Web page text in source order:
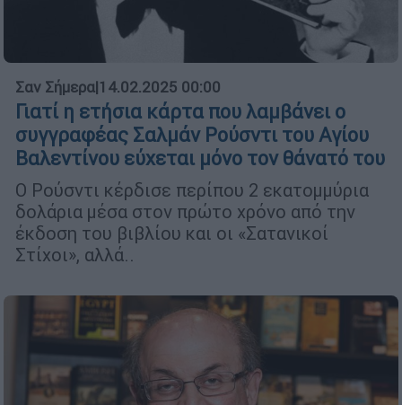
Σαν Σήμερα|14.02.2025 00:00
Γιατί η ετήσια κάρτα που λαμβάνει ο
συγγραφέας Σαλμάν Ρούσντι του Αγίου
Βαλεντίνου εύχεται μόνο τον θάνατό του
Ο Ρούσντι κέρδισε περίπου 2 εκατομμύρια
δολάρια μέσα στον πρώτο χρόνο από την
έκδοση του βιβλίου και οι «Σατανικοί
Στίχοι», αλλά..